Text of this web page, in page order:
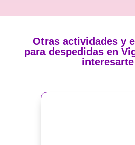
Otras actividades y
para despedidas en